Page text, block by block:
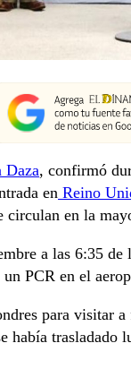
Daza, confirmó
en Reino
circulan en la
a las 6:35
PCR en el
para visitar
había trasladado